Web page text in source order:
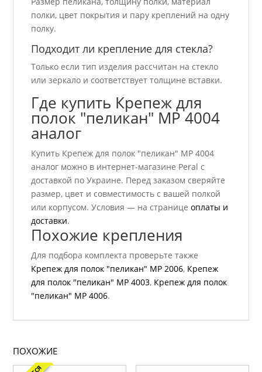
полки, цвет покрытия и пару креплений на одну
полку.
Подходит ли крепление для стекла?
Только если тип изделия рассчитан на стекло
или зеркало и соответствует толщине вставки.
Где купить Крепеж для
полок "пеликан" МР 4004
аналог
Купить Крепеж для полок "пеликан" МР 4004
аналог можно в интернет-магазине Peral с
доставкой по Украине. Перед заказом сверяйте
размер, цвет и совместимость с вашей полкой
или корпусом. Условия — на страницеоплаты и
доставки.
Похожие крепления
Для подбора комплекта проверьте также
Крепеж для полок "пеликан" МР 2006, Крепеж
для полок "пеликан" МР 4003, Крепеж для полок
"пеликан" МР 4006.
ПОХОЖИЕ